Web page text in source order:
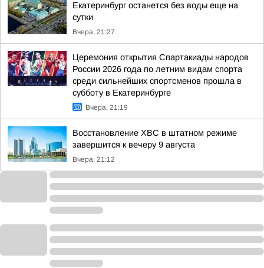
Екатеринбург останется без воды еще на
сутки
Вчера, 21:27
Церемония открытия Спартакиады народов
России 2026 года по летним видам спорта
среди сильнейших спортсменов прошла в
субботу в Екатеринбурге
Вчера, 21:19
Восстановление ХВС в штатном режиме
завершится к вечеру 9 августа
Вчера, 21:12